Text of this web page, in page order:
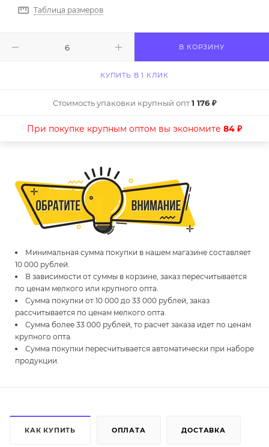
Таблица размеров
В КОРЗИНУ
КУПИТЬ В 1 КЛИК
Стоимость упаковки крупный опт1 176 ₽
При покупке крупным оптом вы экономите 84 ₽
Минимальная сумма покупки в нашем магазине составляет
10 000 рублей.
В зависимости от суммы в корзине, заказ пересчитывается
по ценам мелкого или крупного опта.
Сумма покупки от 10 000 до 33 000 рублей, заказ
рассчитывается по ценам мелкого опта.
Сумма более 33 000 рублей, то расчет заказа идет по ценам
крупного опта.
Сумма покупки пересчитывается автоматически при наборе
продукции.
КАК КУПИТЬ ОПЛАТА ДОСТАВКА